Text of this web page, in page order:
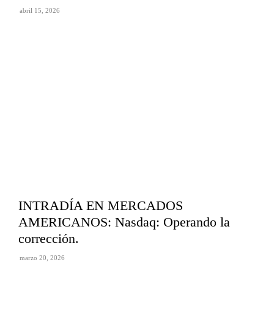
abril 15, 2026
INTRADÍA EN MERCADOS
AMERICANOS: Nasdaq: Operando la
corrección.
marzo 20, 2026